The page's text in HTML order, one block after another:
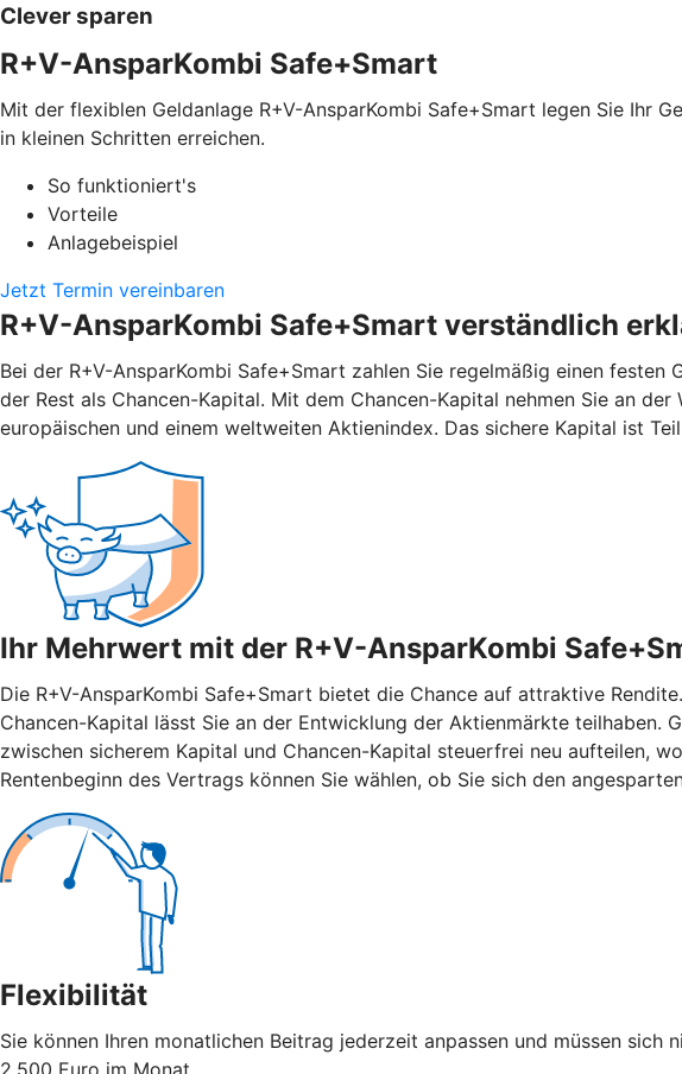
Clever sparen
R+V-AnsparKombi Safe+Smart
Mit der flexiblen Geldanlage R+V-AnsparKombi Safe+Smart legen Sie Ihr
in kleinen Schritten erreichen.
So funktioniert's
Vorteile
Anlagebeispiel
Jetzt Termin vereinbaren
R+V-AnsparKombi Safe+Smart verständlich
Bei der R+V-AnsparKombi Safe+Smart zahlen Sie regelmäßig einen
der Rest als Chancen-Kapital. Mit dem Chancen-Kapital nehmen Sie an
europäischen und einem weltweiten Aktienindex. Das sichere Kapital ist
Ihr Mehrwert mit der R+V-AnsparKombi
Die R+V-AnsparKombi Safe+Smart bietet die Chance auf attraktive
Chancen-Kapital lässt Sie an der Entwicklung der Aktienmärkte teilhaben.
zwischen sicherem Kapital und Chancen-Kapital steuerfrei neu aufteilen,
Rentenbeginn des Vertrags können Sie wählen, ob Sie sich den
Flexibilität
Sie können Ihren monatlichen Beitrag jederzeit anpassen und müssen
2.500 Euro im Monat.